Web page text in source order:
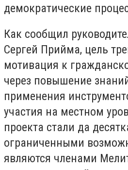
демократические
Как сообщил
Сергей Прийма, цель
мотивация к
через повышение
применения
участия на местном
проекта стали да
ограниченными
являются членами